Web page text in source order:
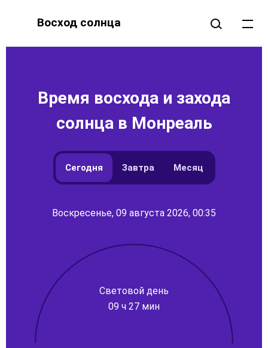
Восход солнца
Время восхода и захода
солнца в Монреаль
Сегодня Завтра Месяц
Воскресенье, 09 августа 2026, 00:35
Световой день
09 ч 27 мин